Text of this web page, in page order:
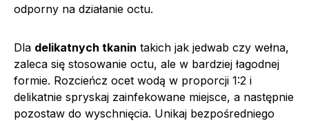
odporny na działanie octu.
Dla delikatnych tkanin takich jak jedwab czy wełna,
zaleca się stosowanie octu, ale w bardziej łagodnej
formie. Rozcieńcz ocet wodą w proporcji 1:2 i
delikatnie spryskaj zainfekowane miejsce, a następnie
pozostaw do wyschnięcia. Unikaj bezpośredniego